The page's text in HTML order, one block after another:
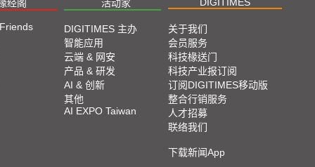
2023台北国际自动化工业大展展会精选
2023台北国际电脑展COMPUTEX TAIPEI 展会精
经阁 活动家
DIGITIMES 主办
智能应用
云端 & 网安
产品 & 研发
AI & 创新
其他
AI EXPO Taiwan
关于我们
会员服务
科技椽送门
科技产业报订阅
订阅DIGITIMES移动版
整合行销服务
人才招募
联络我们
下载新闻App